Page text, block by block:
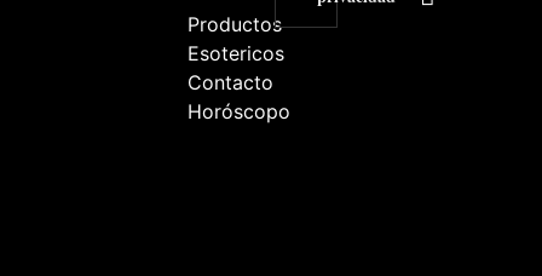
Productos
Esotericos
Contacto
Horóscopo